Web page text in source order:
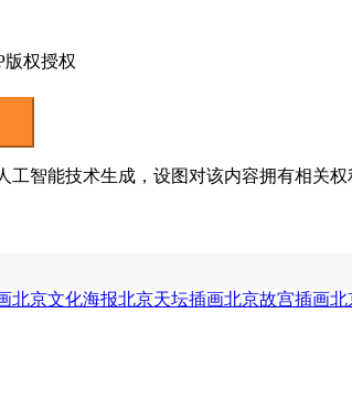
版权授权
工智能技术生成，设图对该内容拥有相关
北京文化海报北京天坛插画北京故宫插画北